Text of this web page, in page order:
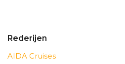
Rederijen
AIDA Cruises